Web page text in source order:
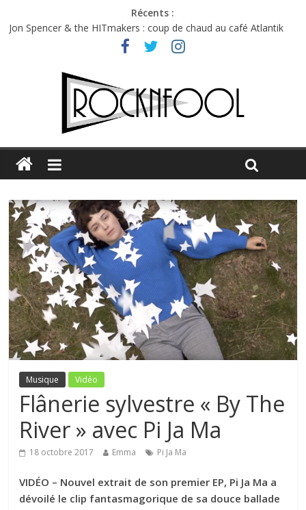
Récents :
Charlie Puth à l’Olympia : la leçon de pop du Professeur Puth
Jon Spencer & the HITmakers : coup de chaud au café Atlantik
Hellfest 2026 vendredi : température et émotions en hausse
Première édition du Midgard Festival : entre bière, métal et
Musique Vidéo
Flânerie sylvestre « By The
River » avec Pi Ja Ma
18 octobre 2017 Emma Pi Ja Ma
VIDÉO – Nouvel extrait de son premier EP, Pi Ja Ma a
dévoilé le clip fantasmagorique de sa douce ballade